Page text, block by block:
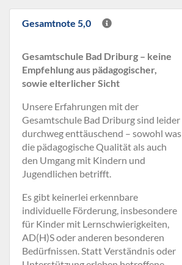
Gesamtnote 5,0
Gesamtschule Bad Driburg – keine
Empfehlung aus pädagogischer,
sowie elterlicher Sicht
Unsere Erfahrungen mit der
Gesamtschule Bad Driburg sind leider
durchweg enttäuschend – sowohl was
die pädagogische Qualität als auch
den Umgang mit Kindern und
Jugendlichen betrifft.
Es gibt keinerlei erkennbare
individuelle Förderung, insbesondere
für Kinder mit Lernschwierigkeiten,
AD(H)S oder anderen besonderen
Bedürfnissen. Statt Verständnis oder